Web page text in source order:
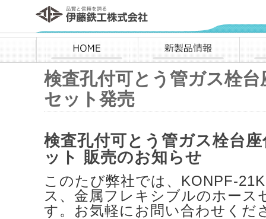
伊藤鉄工株式会社
HOME 新製品情報
検査孔付可とう管ガス栓
セット発売
検査孔付可とう管ガス栓台
ット 販売のお知らせ
このたび弊社では、KONPF-
ス、金属フレキシブルのホース
す。お気軽にお問い合わせくだ